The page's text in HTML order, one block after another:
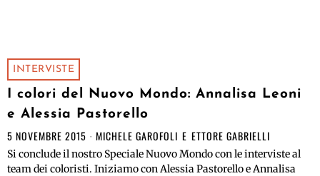
INTERVISTE
I colori del Nuovo Mondo: Annalisa Leoni
e Alessia Pastorello
5 NOVEMBRE 2015 MICHELE GAROFOLI E ETTORE GABRIELLI
Si conclude il nostro Speciale Nuovo Mondo con le interviste al
team dei coloristi. Iniziamo con Alessia Pastorello e Annalisa